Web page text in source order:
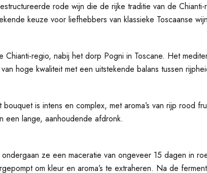
rode wijn die de rijke traditie van de
keuze voor liefhebbers van klassieke Toscaanse
regio, nabij het dorp Pogni in Toscane. Het
hoge kwaliteit met een uitstekende balans tussen
is intens en complex, met aroma’s van rijp rood
een lange, aanhoudende afdronk.
ze een maceratie van ongeveer 15 dagen in
om kleur en aroma’s te extraheren. Na de